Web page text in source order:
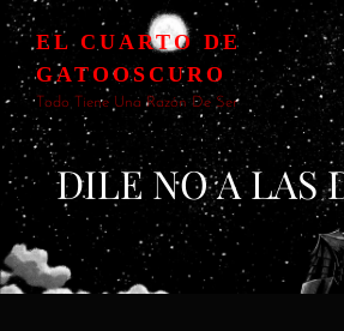
EL CUARTO DE
GATOOSCURO
Todo Tiene Una Razón De Ser
DILE NO A LAS